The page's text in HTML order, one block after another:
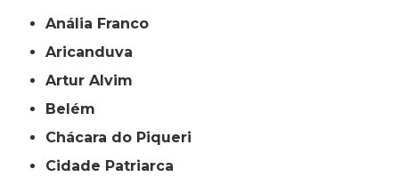
Anália Franco
Aricanduva
Artur Alvim
Belém
Chácara do Piqueri
Cidade Patriarca